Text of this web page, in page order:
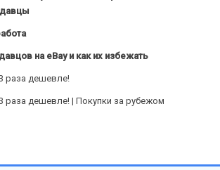
на eBay и как их избежать
раза дешевле!
раза дешевле! | Покупки за рубежом